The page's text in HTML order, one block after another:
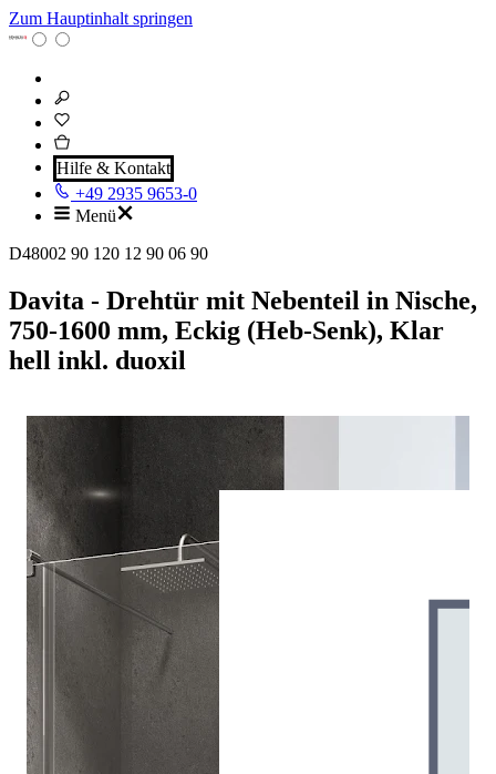
Zum Hauptinhalt springen
Hilfe & Kontakt
+49 2935 9653-0
Menü
D48002 90 120 12 90 06 90
Davita - Drehtür mit Nebenteil in Nische,
750-1600 mm, Eckig (Heb-Senk), Klar
hell inkl. duoxil